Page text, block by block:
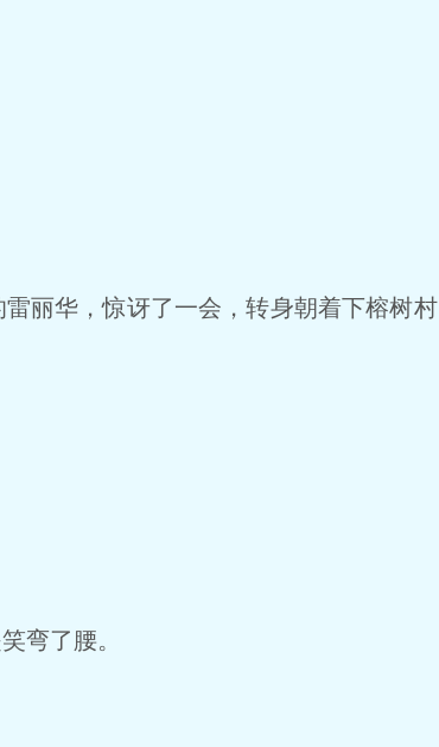
丽华，惊讶了一会，转身朝着下榕树村
弯了腰。